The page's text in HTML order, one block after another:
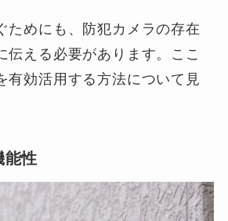
ためにも、防犯カメラの存在
伝える必要があります。ここ
有効活用する方法について見
能性